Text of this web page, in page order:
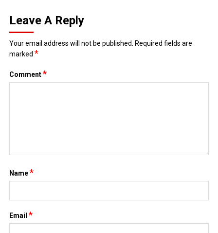
Leave A Reply
Your email address will not be published.
Required fields are
marked*
Comment*
Name*
Email*